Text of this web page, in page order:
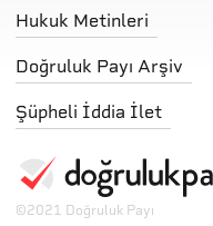
Hukuk Metinleri
Doğruluk Payı Arşiv
Şüpheli İddia İlet
©2021 Doğruluk Payı